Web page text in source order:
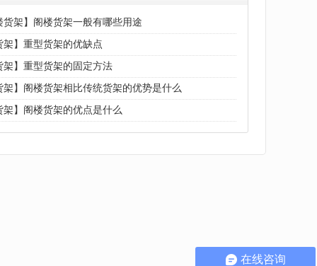
货架】阁楼货架一般有哪些用途
架】重型货架的优缺点
架】重型货架的固定方法
架】阁楼货架相比传统货架的优势是什么
架】阁楼货架的优点是什么
在线咨询